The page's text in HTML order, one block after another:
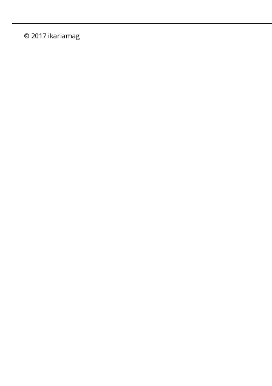
© 2017 ikariamag